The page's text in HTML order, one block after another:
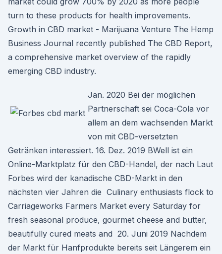
turn to these products for health improvements.
Growth in CBD market - Marijuana Venture The Hemp
Business Journal recently published The CBD Report,
a comprehensive market overview of the rapidly
emerging CBD industry.
Jan. 2020 Bei der möglichen
Partnerschaft sei Coca-Cola vor
allem an dem wachsenden Markt
von mit CBD-versetzten
Getränken interessiert. 16. Dez. 2019 BWell ist ein
Online-Marktplatz für den CBD-Handel, der nach Laut
Forbes wird der kanadische CBD-Markt in den
nächsten vier Jahren die Culinary enthusiasts flock to
Carriageworks Farmers Market every Saturday for
fresh seasonal produce, gourmet cheese and butter,
beautifully cured meats and 20. Juni 2019 Nachdem
der Markt für Hanfprodukte bereits seit Längerem ein